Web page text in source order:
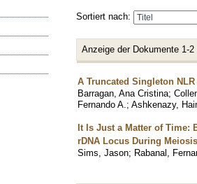
Sortiert nach:
Anzeige der Dokumente 1-2
A Truncated Singleton
Barragan, Ana Cristina;
Fernando A. ; Ashkenazy,
It Is Just a Matter of Time:
rDNA Locus During Meiosis
Sims, Jason; Rabanal,